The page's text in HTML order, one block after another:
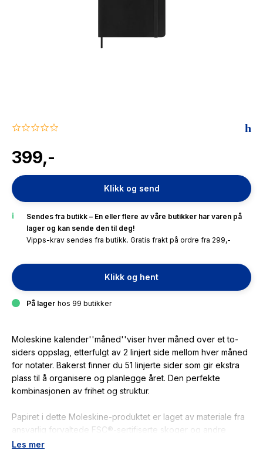
0.0
rating
399,-
Klikk og send
Sendes fra butikk – En eller flere av våre butikker har varen på
lager og kan sende den til deg!
Vipps-krav sendes fra butikk. Gratis frakt på ordre fra 299,-
Klikk og hent
På lager hos 99 butikker
Moleskine kalender''måned''viser hver måned over et to-
siders oppslag, etterfulgt av 2 linjert side mellom hver måned
for notater. Bakerst finner du 51 linjerte sider som gir ekstra
plass til å organisere og planlegge året. Den perfekte
kombinasjonen av frihet og struktur.
Papiret i dette Moleskine-produktet er laget av materiale fra
ansvarlig forvaltede FSC®-sertifiserte skoger og andre
kontrollerte kilder.
Les mer